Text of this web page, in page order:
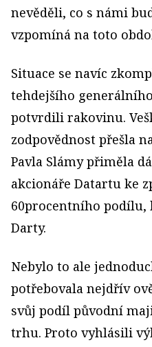
nevěděli, co s námi
vzpomíná na toto
Situace se navíc
tehdejšího
potvrdili rakovinu.
zodpovědnost přešla
Pavla Slámy přiměla
akcionáře Datartu ke
60procentního
Darty.
Nebylo to ale
potřebovala nejdřív
svůj podíl původní
trhu. Proto vyhlásili